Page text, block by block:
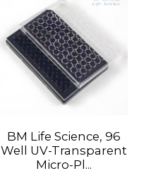
BM Life Science, 96
Well UV-Transparent
Micro-Pl...